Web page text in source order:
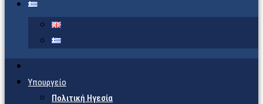
Υπουργείο
Πολιτική Ηγεσία